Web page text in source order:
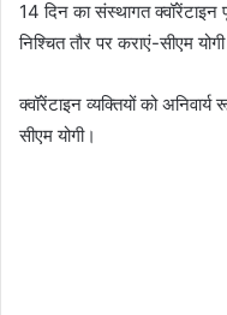
14 दिन का संस्थागत क्वॉरेंटाइन
निश्चित तौर पर कराएं-सीएम
क्वॉरेंटाइन व्यक्तियों को
सीएम योगी।